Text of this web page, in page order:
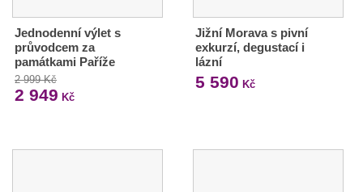
Jednodenní výlet s
průvodcem za
památkami Paříže
2 999 Kč
2 949 Kč
Jižní Morava s pivní
exkurzí, degustací i
lázní
5 590 Kč